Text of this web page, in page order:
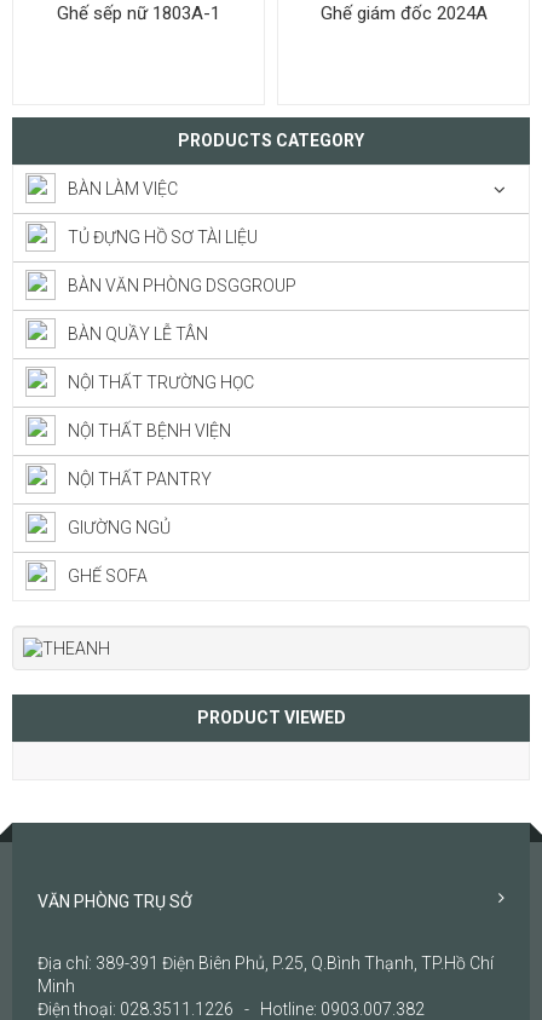
Ghế sếp nữ 1803A-1 Ghế giám đốc 2024A
PRODUCTS CATEGORY
BÀN LÀM VIỆC
TỦ ĐỰNG HỒ SƠ TÀI LIỆU
BÀN VĂN PHÒNG DSGGROUP
BÀN QUẦY LỄ TÂN
NỘI THẤT TRƯỜNG HỌC
NỘI THẤT BỆNH VIỆN
NỘI THẤT PANTRY
GIƯỜNG NGỦ
GHẾ SOFA
PRODUCT VIEWED
VĂN PHÒNG TRỤ SỞ
Địa chỉ: 389-391 Điện Biên Phủ, P.25, Q.Bình Thạnh, TP.Hồ Chí
Minh
Điện thoại: 028.3511.1226 - Hotline: 0903.007.382